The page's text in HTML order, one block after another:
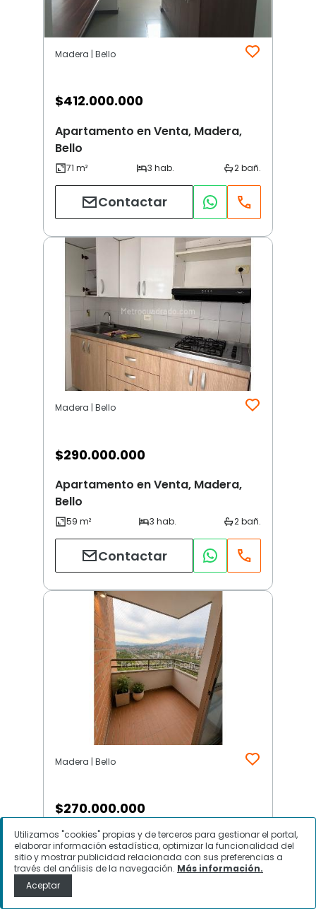
Madera | Bello
$412.000.000
Apartamento en Venta, Madera,
Bello
Contactar
Madera | Bello
$290.000.000
Apartamento en Venta, Madera,
Bello
Contactar
Madera | Bello
$270.000.000
Apartamento en Venta, Madera,
Bello
Utilizamos "cookies" propias y de terceros para gestionar el portal,
elaborar información estadística, optimizar la funcionalidad del
sitio y mostrar publicidad relacionada con sus preferencias a
través del análisis de la navegación. Más información.
Aceptar